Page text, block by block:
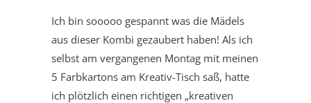
Ich bin sooooo gespannt was die Mädels
aus dieser Kombi gezaubert haben! Als ich
selbst am vergangenen Montag mit meinen
5 Farbkartons am Kreativ-Tisch saß, hatte
ich plötzlich einen richtigen „kreativen